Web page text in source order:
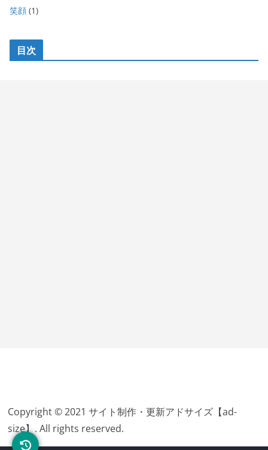
笑顔 (1)
目次
Copyright © 2021 サイト制作・更新アドサイズ【ad-
size】. All rights reserved.